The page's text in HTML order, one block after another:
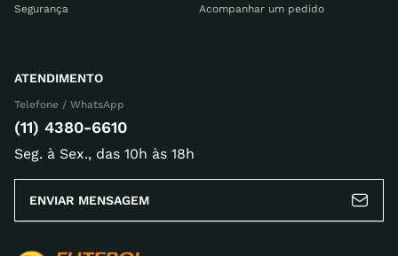
Seu nome
Escreva uma avaliação
Segurança
Acompanhar um pedido
ATENDIMENTO
Telefone / WhatsApp
(11) 4380-6610
Seg. à Sex., das 10h às 18h
ENVIAR MENSAGEM